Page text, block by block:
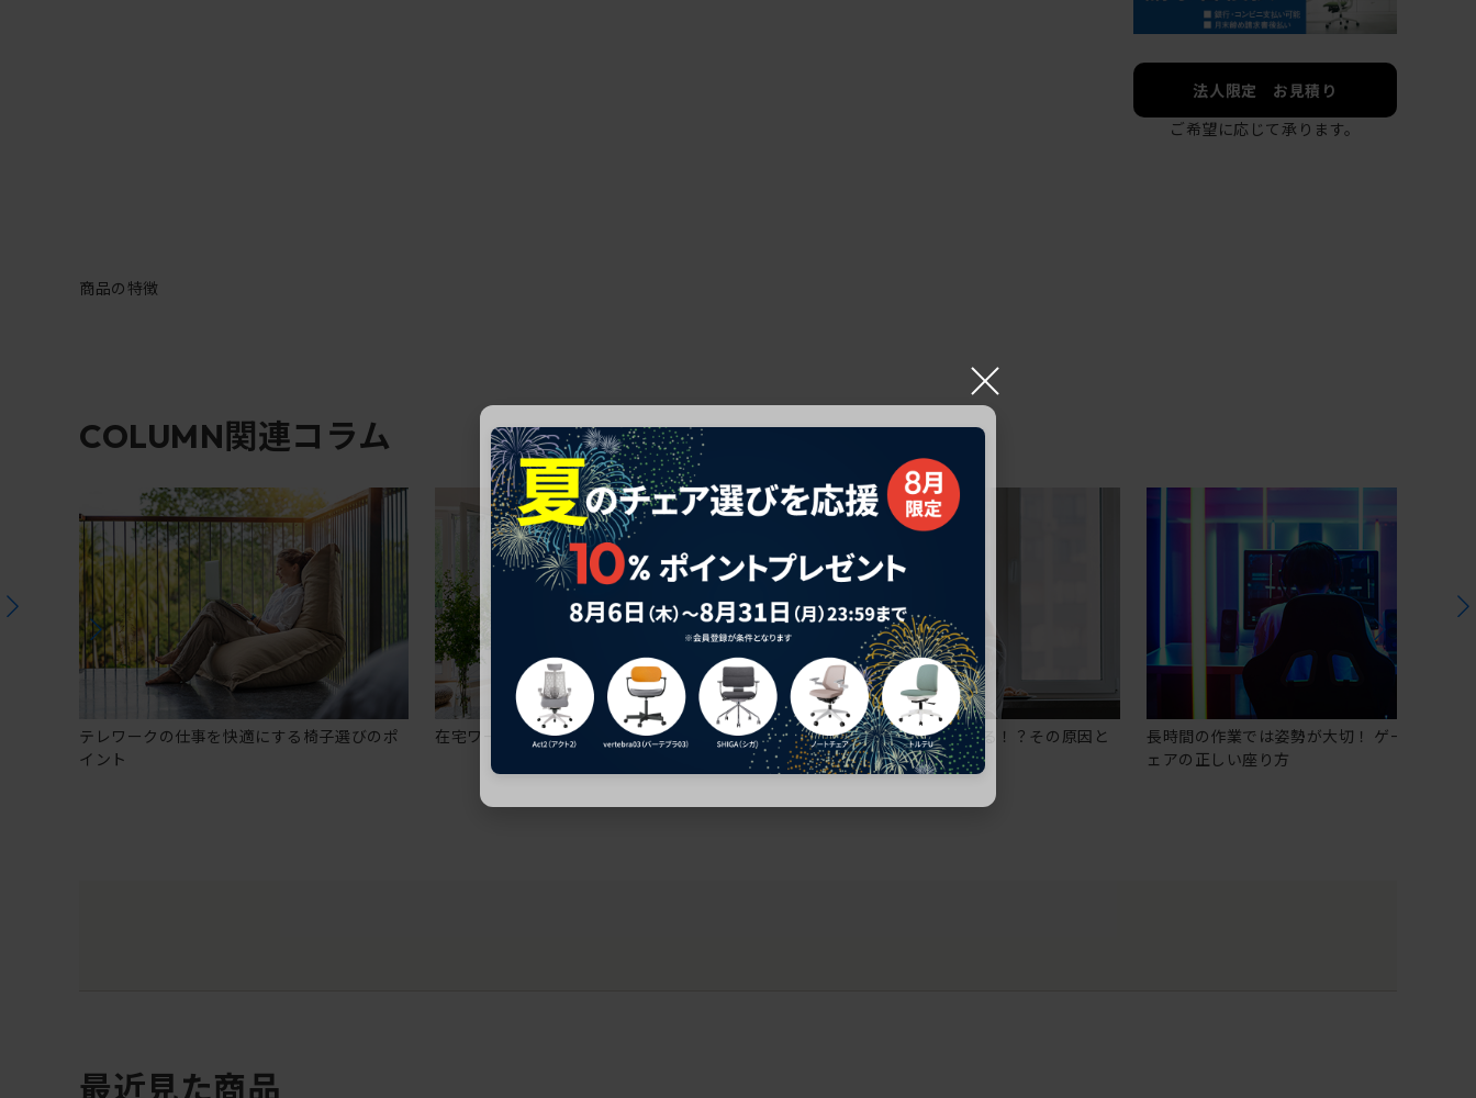
法人限定 お見積り
ご希望に応じて承ります。
商品の特徴
COLUMN関連コラム
テレワークの仕事を快適にする椅子選びのポ
イント
在宅ワークにおすすめのオフィスチェア5選
椅子に座っているのに疲れる！？その原因と
疲れにくいチェアの選び方
長時間の作業では姿勢が大切！ ゲーミングチ
ェアの正しい座り方
最近見た商品
×